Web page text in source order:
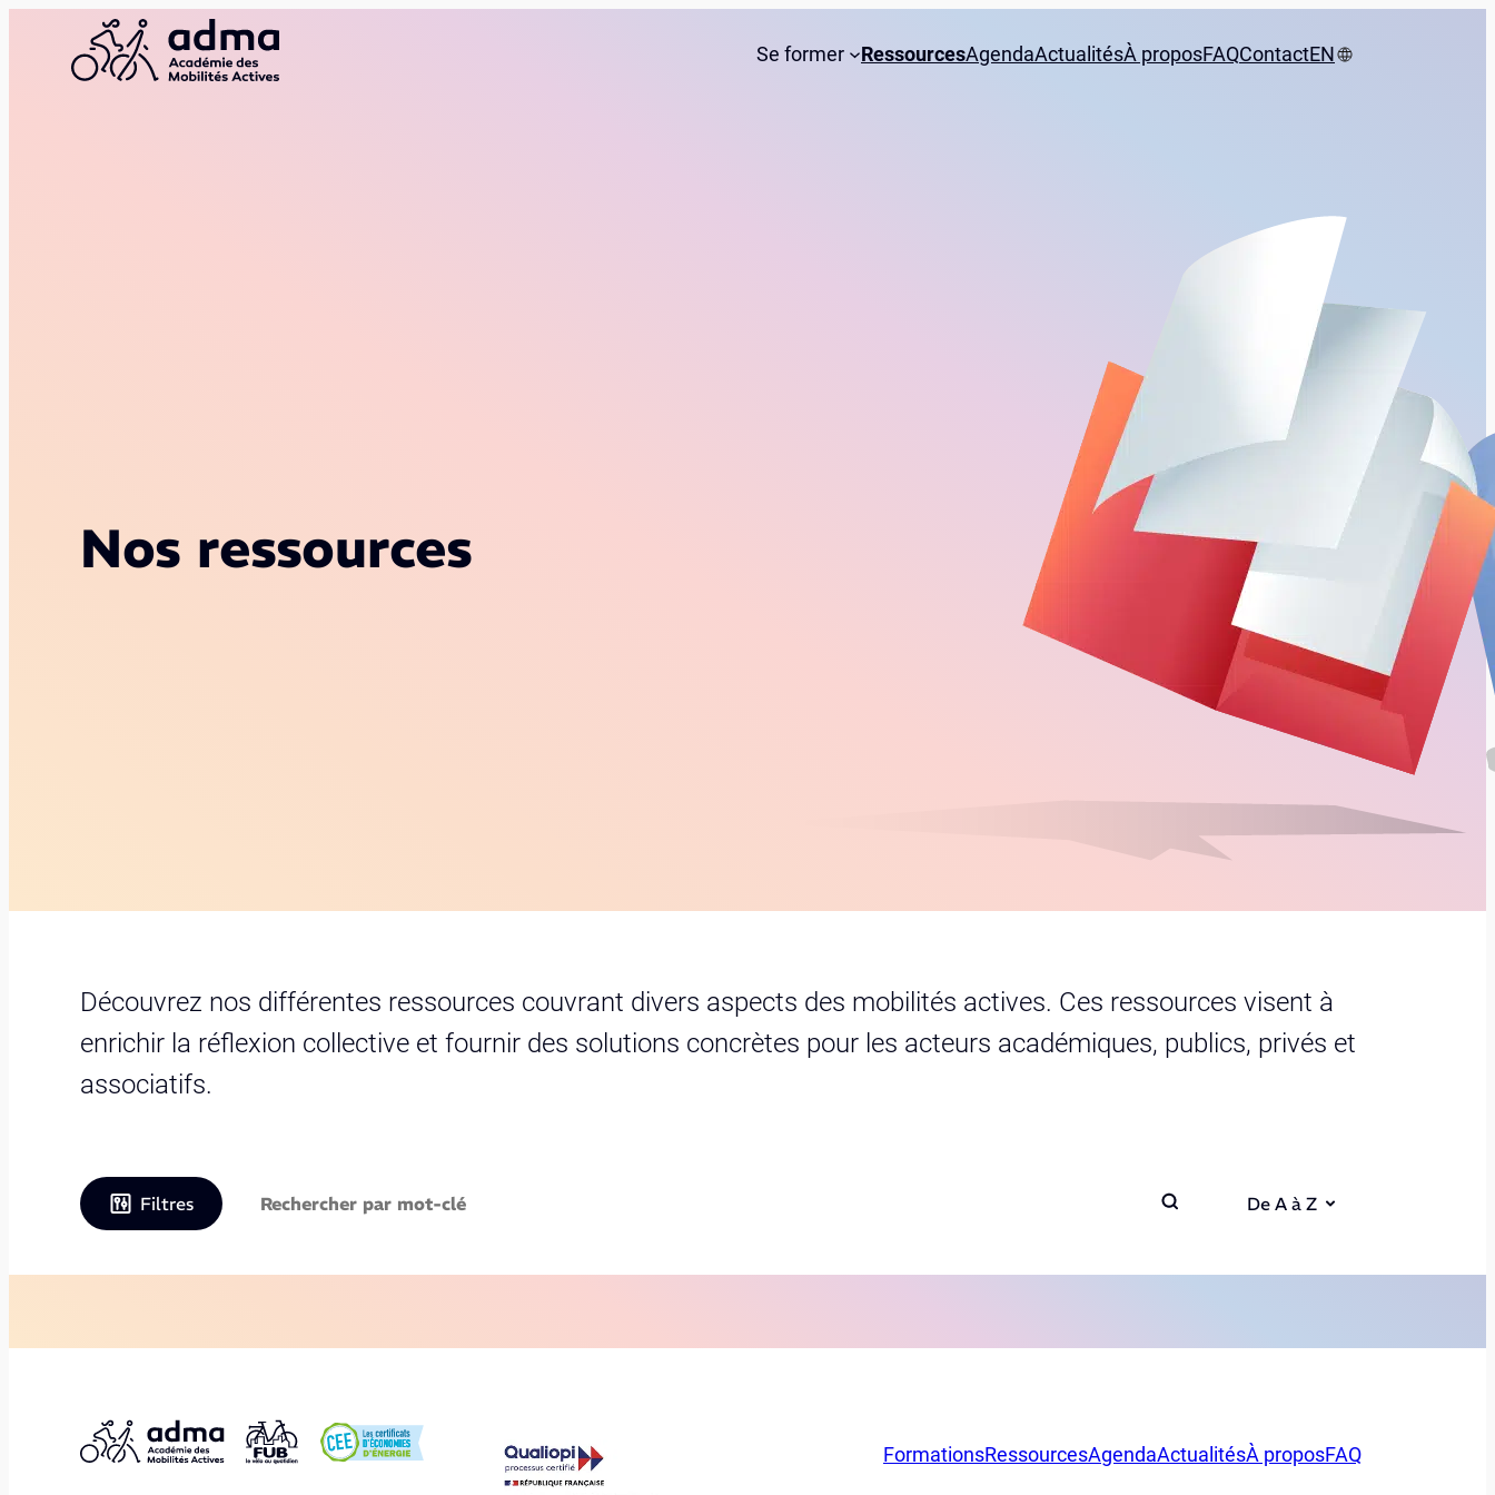
Se former RessourcesAgendaActualitésÀ proposFAQContactEN
Nos ressources
Découvrez nos différentes ressources couvrant divers aspects des mobilités actives. Ces ressources visent à
enrichir la réflexion collective et fournir des solutions concrètes pour les acteurs académiques, publics, privés et
associatifs.
Filtres De A à Z
FormationsRessourcesAgendaActualitésÀ proposFAQ